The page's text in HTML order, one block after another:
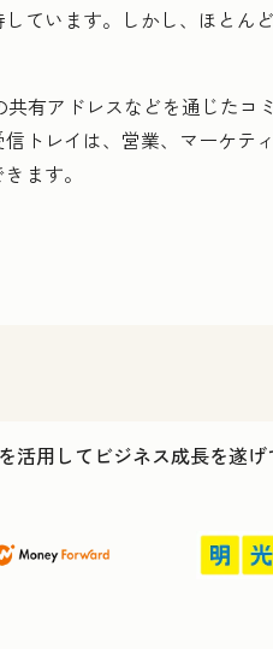
ています。しかし、ほとん
有アドレスなどを通じたコ
トレイは、営業、マーケテ
ます。
活用してビジネス成長を遂げ